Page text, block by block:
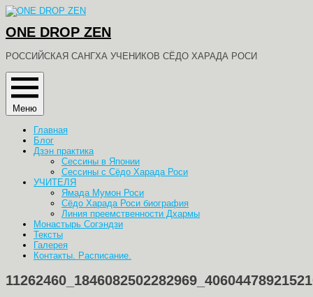
Перейти
содержимому
ONE DROP ZEN
РОССИЙСКАЯ САНГХА УЧЕНИКОВ СЁДО ХАРАДА РОСИ
Меню
Главная
Блог
Дзэн практика
Сессины в Японии
Сессины с Сёдо Харада Роси
УЧИТЕЛЯ
Ямада Мумон Роси
Сёдо Харада Роси биография
Линия преемственности Дхармы
Монастырь Согэндзи
Тексты
Галерея
Контакты. Расписание.